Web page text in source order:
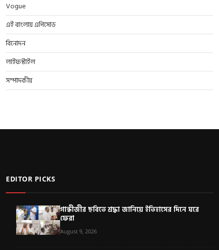
Vogue
এই বাংলায় এপিসোড
বিনোদন
লাইফস্টাইল
সম্পাদকীয়
EDITOR PICKS
গান্ধীজীর ছবিতে শ্রদ্ধা জানিয়ে ইতিহাসের দিনে ঘরে
ফেরা
August 9, 2026